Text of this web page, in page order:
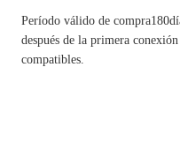
Período válido de
después de la primera
compatibles.